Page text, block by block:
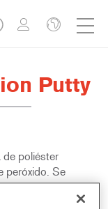
Putty
de poliéster
peróxido. Se
substratos,